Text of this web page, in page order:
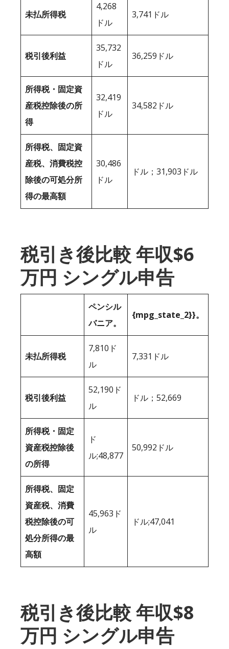
未払所得税
4,268
ドル
3,741ドル
税引後利益
35,732
ドル
36,259ドル
所得税・固定資
産税控除後の所
得
32,419
ドル
34,582ドル
所得税、固定資
産税、消費税控
除後の可処分所
得の最高額
30,486
ドル
ドル；31,903ドル
税引き後比較 年収$6
万円 シングル申告
ペンシル
バニア。
{mpg_state_2}}。
未払所得税
7,810ド
ル
7,331ドル
税引後利益
52,190ド
ル
ドル；52,669
所得税・固定
資産税控除後
の所得
ド
ル;48,877
50,992ドル
所得税、固定
資産税、消費
税控除後の可
処分所得の最
高額
45,963ド
ル
ドル;47,041
税引き後比較 年収$8
万円 シングル申告